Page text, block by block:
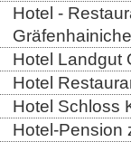
Hotel -
Hotel Landgut
Hotel
Hotel Schloss
Hotel-Pension